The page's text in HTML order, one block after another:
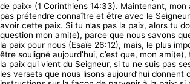
de paix» (1 Corinthiens 14:33). Maintenant, mon
pas prétendre connaître et être avec le
avoir cette paix. Si tu n’as pas la paix, alors tu
question mon ami(e), parce que nous savons
la paix pour nous (Esaïe 26:12), mais, le plus
être souligné aujourd’hui, c’est que, mon
la paix qui vient du Seigneur, si tu ne suis pas
les versets que nous lisons aujourd’hui donnent